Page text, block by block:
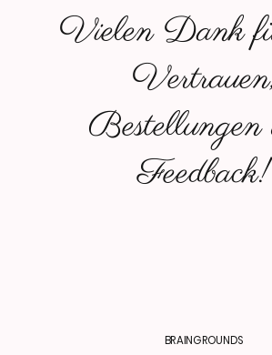
Vielen Dank
Vertrauen,
Bestellungen
Feedback!
BRAINGROUNDS